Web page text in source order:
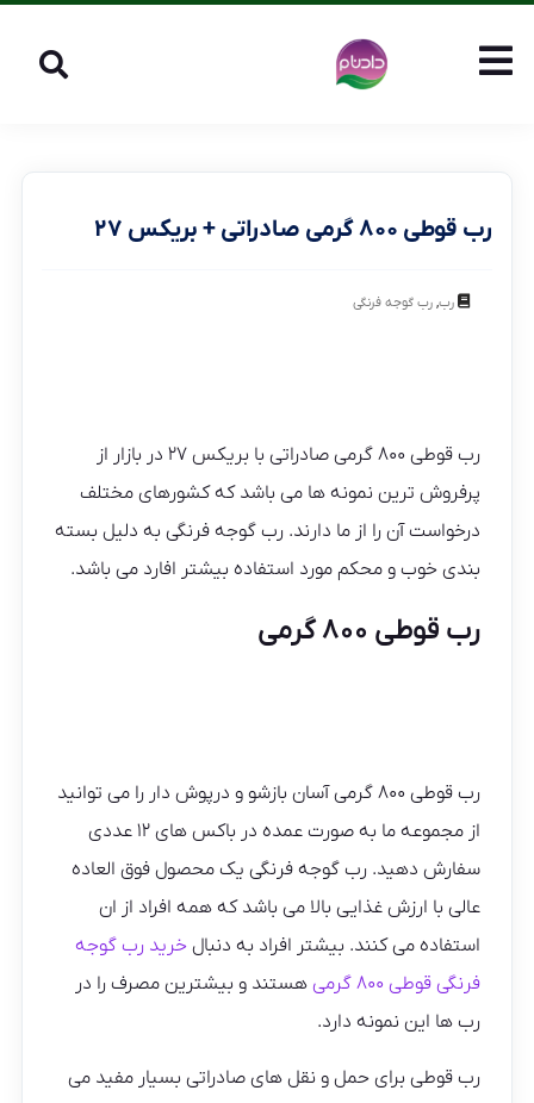
رب قوطی ۸۰۰ گرمی صادراتی + بریکس ۲۷
رب,رب گوجه فرنگی
رب قوطی ۸۰۰ گرمی صادراتی با بریکس ۲۷ در بازار از
پرفروش ترین نمونه ها می باشد که کشورهای مختلف
درخواست آن را از ما دارند. رب گوجه فرنگی به دلیل بسته
بندی خوب و محکم مورد استفاده بیشتر افارد می باشد.
رب قوطی ۸۰۰ گرمی
رب قوطی ۸۰۰ گرمی آسان بازشو و درپوش دار را می توانید
از مجموعه ما به صورت عمده در باکس های ۱۲ عددی
سفارش دهید. رب گوجه فرنگی یک محصول فوق العاده
عالی با ارزش غذایی بالا می باشد که همه افراد از ان
استفاده می کنند. بیشتر افراد به دنبالخرید رب گوجه
فرنگی قوطی ۸۰۰ گرمی
هستند و بیشترین مصرف را در
رب ها این نمونه دارد.
رب قوطی برای حمل و نقل های صادراتی بسیار مفید می